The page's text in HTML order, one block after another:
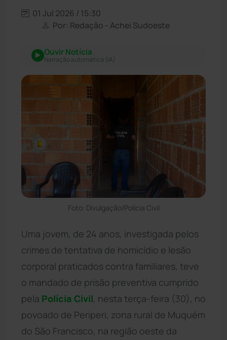
01 Jul 2026 / 15:30
Por: Redação - Achei Sudoeste
Ouvir Notícia
Narração automática (IA)
Foto: Divulgação/Polícia Civil
Uma jovem, de 24 anos, investigada pelos
crimes de tentativa de homicídio e lesão
corporal praticados contra familiares, teve
o mandado de prisão preventiva cumprido
pela Polícia Civil, nesta terça-feira (30), no
povoado de Periperi, zona rural de Muquém
do São Francisco, na região oeste da